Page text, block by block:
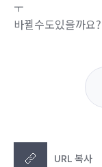
ㅜ
바뀔수도있을까요?
URL 복사